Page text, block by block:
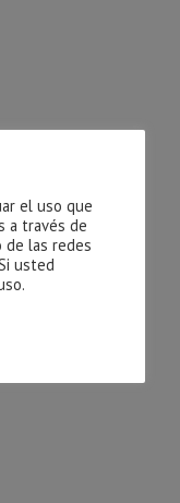
el uso que
a través de
de las redes
usted